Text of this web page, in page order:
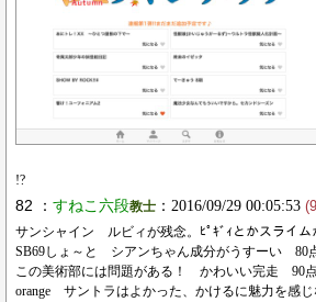
!?
82 ： すねこ六段教士 ：2016/09/29 00:05:53
サンシャイン ルビィが残念。ﾋﾟｷﾞｨとかスライ
SB69しょ～と シアンちゃん成分がうすーい 80
この美術部には問題がある！ かわいい完走 90点
orange サントラはよかった、かけるに魅力を感